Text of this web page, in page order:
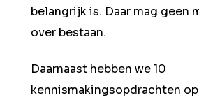
belangrijk is. Daar mag geen
over bestaan.
Daarnaast hebben we 10
kennismakingsopdrachten